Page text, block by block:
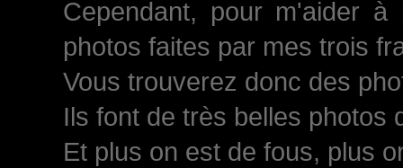
Cependant, pour m'aider
photos faites par mes trois
Vous trouverez donc des
Ils font de très belles photos
Et plus on est de fous, plus